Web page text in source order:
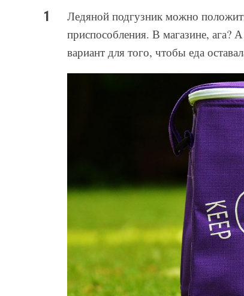
Ледяной подгузник можно
приспособления. В магазине, ага?
вариант для того, чтобы еда